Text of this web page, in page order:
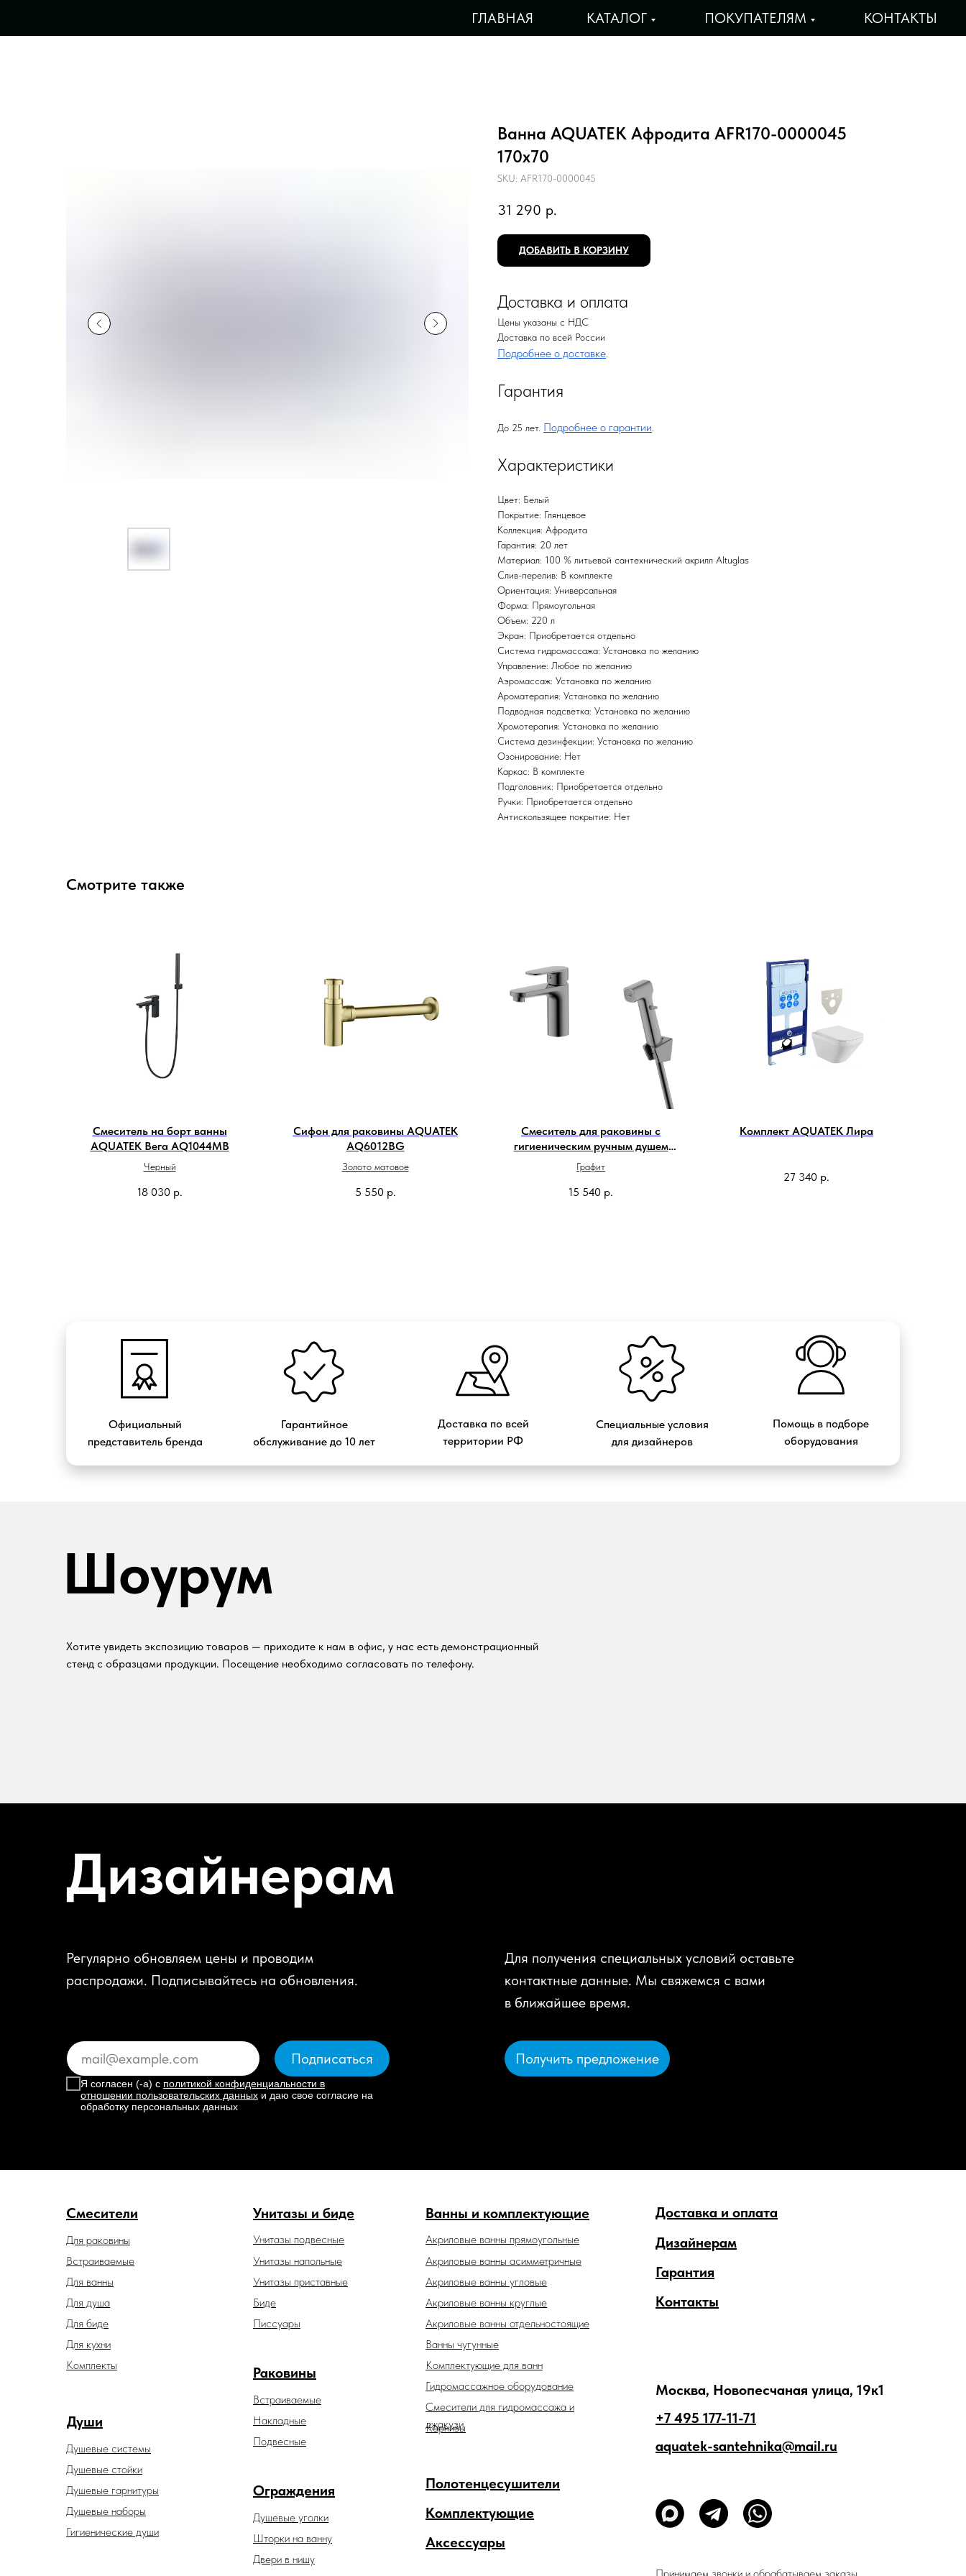
ГЛАВНАЯ КАТАЛОГ ПОКУПАТЕЛЯМ КОНТАКТЫ
Ванна AQUATEK Афродита AFR170-0000045
170х70
SKU: AFR170-0000045
31 290 р.
ДОБАВИТЬ В КОРЗИНУ
Доставка и оплата
Цены указаны с НДС
Доставка по всей России
Подробнее о доставке
Гарантия
До 25 лет. Подробнее о гарантии
Характеристики
Цвет: Белый
Покрытие: Глянцевое
Коллекция: Афродита
Гарантия: 20 лет
Материал: 100 % литьевой сантехнический акрилл Altuglas
Слив-перелив: В комплекте
Ориентация: Универсальная
Форма: Прямоугольная
Объем: 220 л
Экран: Приобретается отдельно
Система гидромассажа: Установка по желанию
Управление: Любое по желанию
Аэромассаж: Установка по желанию
Ароматерапия: Установка по желанию
Подводная подсветка: Установка по желанию
Хромотерапия: Установка по желанию
Система дезинфекции: Установка по желанию
Озонирование: Нет
Каркас: В комплекте
Подголовник: Приобретается отдельно
Ручки: Приобретается отдельно
Антискользящее покрытие: Нет
Смотрите также
Смеситель на борт ванны
AQUATEK Вега AQ1044MB
Черный
18 030 р.
Сифон для раковины AQUATEK
AQ6012BG
Золото матовое
5 550 р.
Смеситель для раковины с
гигиеническим ручным душем
AQUATEK Ника AQ1812BGM
Графит
15 540 р.
Комплект AQUATEK Лира
27 340 р.
Официальный
представитель бренда
Доставка по всей
территории РФ
Гарантийное
обслуживание до 10 лет
Специальные условия
для дизайнеров
Помощь в подборе
оборудования
Шоурум
Хотите увидеть экспозицию товаров — приходите к нам в офис, у нас есть демонстрационный
стенд с образцами продукции. Посещение необходимо согласовать по телефону.
Дизайнерам
Регулярно обновляем цены и проводим
распродажи. Подписывайтесь на обновления.
Я согласен (-а) с политикой конфиденциальности в
отношении пользовательских данных и даю свое согласие на
обработку персональных данных
Подписаться
Для получения специальных условий оставьте
контактные данные. Мы свяжемся с вами
в ближайшее время.
Получить предложение
Смесители
Души
Душевые гарнитуры
Душевые системы
Гигиенические души
Душевые наборы
Унитазы и биде
Унитазы подвесные
Унитазы напольные
Унитазы приставные
Раковины
Встраиваемые
Накладные
Подвесные
Встраиваемые
Для биде
Для ванны
Для душа
Для раковины
Для кухни
Ванны и комплектующие
Акриловые ванны прямоугольные
Ограждения
Душевые уголки
Шторки на ванну
Двери в нишу
Аксессуары
Комплектующие
Дизайнерам
Доставка и оплата
Гарантия
Контакты
Душевые стойки
Биде
Акриловые ванны отдельностоящие
Акриловые ванны асимметричные
Акриловые ванны угловые
Акриловые ванны круглые
Ванны чугунные
Комплектующие для ванн
Гидромассажное оборудование
Смесители для гидромассажа и
джакузи
Карнизы
Полотенцесушители
Комплекты
Писсуары
Москва, Новопесчаная улица, 19к1
+7 495 177-11-71
aquatek-santehnika@mail.ru